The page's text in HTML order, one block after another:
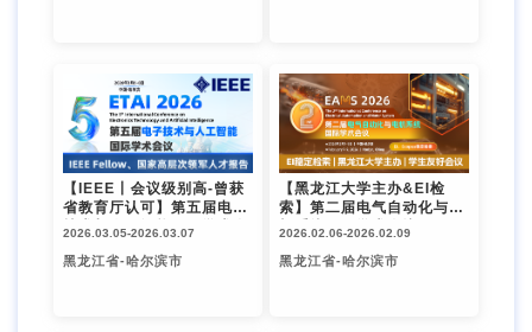
【IEEE丨会议级别高-曾获
省教育厅认可】第五届电子
技术与人工智能国际学术会
2026.03.05-2026.03.07
黑龙江省-哈尔滨市
【黑龙江大学主办&EI检
索】第二届电气自动化与电
机系统国际学术会议（EAM
2026.02.06-2026.02.09
黑龙江省-哈尔滨市